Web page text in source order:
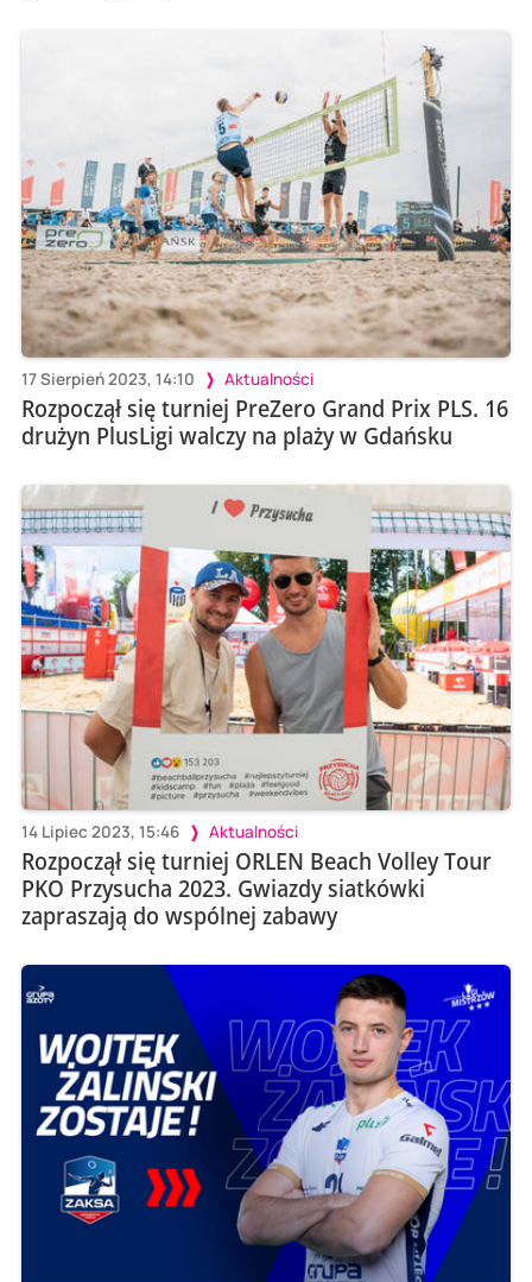
17 Sierpień 2023, 14:10 Aktualności
Rozpoczął się turniej PreZero Grand Prix PLS. 16
drużyn PlusLigi walczy na plaży w Gdańsku
14 Lipiec 2023, 15:46 Aktualności
Rozpoczął się turniej ORLEN Beach Volley Tour
PKO Przysucha 2023. Gwiazdy siatkówki
zapraszają do wspólnej zabawy